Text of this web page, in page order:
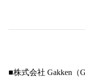
■株式会社 Gakken（